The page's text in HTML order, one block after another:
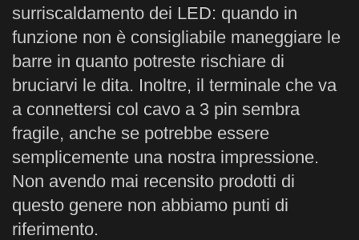
surriscaldamento dei LED: quando in
funzione non è consigliabile maneggiare le
barre in quanto potreste rischiare di
bruciarvi le dita. Inoltre, il terminale che va
a connettersi col cavo a 3 pin sembra
fragile, anche se potrebbe essere
semplicemente una nostra impressione.
Non avendo mai recensito prodotti di
questo genere non abbiamo punti di
riferimento.